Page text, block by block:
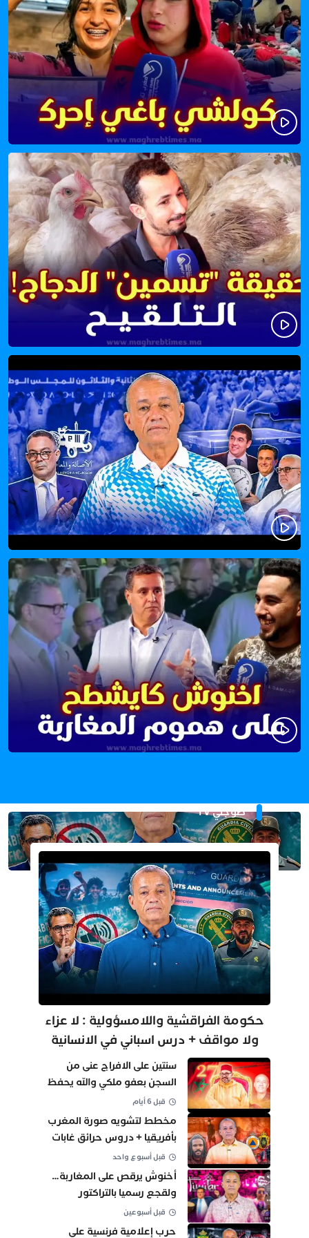
طوجني TV
حكومة الفراقشية واللامسؤولية : لا عزاء
ولا مواقف + درس اسباني في الانسانية
سنتين على الافراج عنى من
السجن بعفو ملكي والله يحفظ
جلالة الملك
قبل 6 أيام
مخطط لتشويه صورة المغرب
بأفريقيا + دروس حرائق غابات
فرنسا وإسبانيا
قبل أسبوع واحد
أخنوش يرقص على المغاربة…
ولقجع رسميا بالتراكتور
قبل أسبوعين
حرب إعلامية فرنسية على